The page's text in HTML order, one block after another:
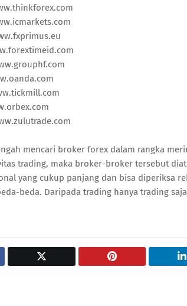
mencari broker forex dalam rangka
trading, maka broker-broker tersebut
yang cukup panjang dan bisa diperiksa
beda. Daripada trading hanya trading